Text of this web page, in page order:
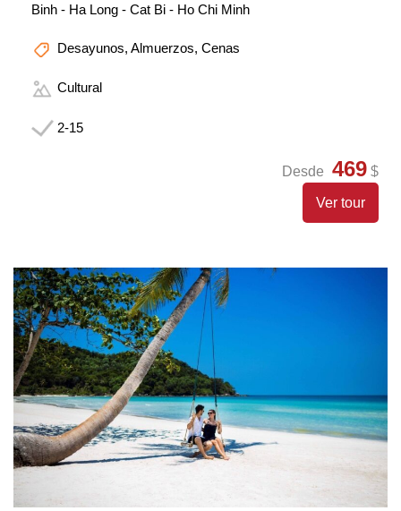
Binh - Ha Long - Cat Bi - Ho Chi Minh
Desayunos, Almuerzos, Cenas
Cultural
2-15
Desde 469 $
Ver tour